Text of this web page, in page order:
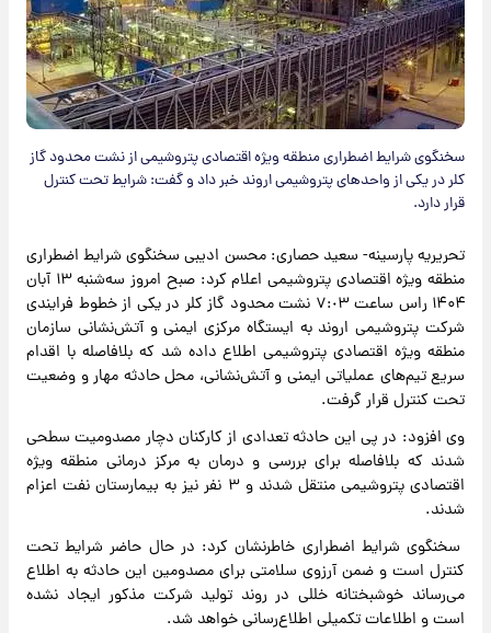
سخنگوی شرایط اضطراری منطقه ویژه اقتصادی پتروشیمی از نشت محدود گاز
کلر در یکی از واحدهای پتروشیمی اروند خبر داد و گفت: شرایط تحت کنترل
قرار دارد.
تحریریه پارسینه- سعید حصاری: محسن ادیبی سخنگوی شرایط اضطراری
منطقه ویژه اقتصادی پتروشیمی اعلام کرد: صبح امروز سه‌شنبه ۱۳ آبان
۱۴۰۴ راس ساعت ٧:٠٣ نشت محدود گاز کلر در یکی از خطوط فرایندی
شرکت پتروشیمی اروند به ایستگاه مرکزی ایمنی و آتش‌نشانی سازمان
منطقه ویژه اقتصادی پتروشیمی اطلاع داده شد که بلافاصله با اقدام
سریع تیم‌های عملیاتی ایمنی و آتش‌نشانی، محل حادثه مهار و وضعیت
تحت کنترل قرار گرفت.
وی افزود: در پی این حادثه تعدادی از کارکنان دچار مصدومیت سطحی
شدند که بلافاصله برای بررسی و درمان به مرکز درمانی منطقه ویژه
اقتصادی پتروشیمی منتقل شدند و ۳ نفر نیز به بیمارستان نفت اعزام
شدند.
سخنگوی شرایط اضطراری خاطرنشان کرد: در حال حاضر شرایط تحت
کنترل است و ضمن آرزوی سلامتی برای مصدومین این حادثه به اطلاع
می‌رساند خوشبختانه خللی در روند تولید شرکت مذکور ایجاد نشده
است و اطلاعات تکمیلی اطلاع‌رسانی خواهد شد.